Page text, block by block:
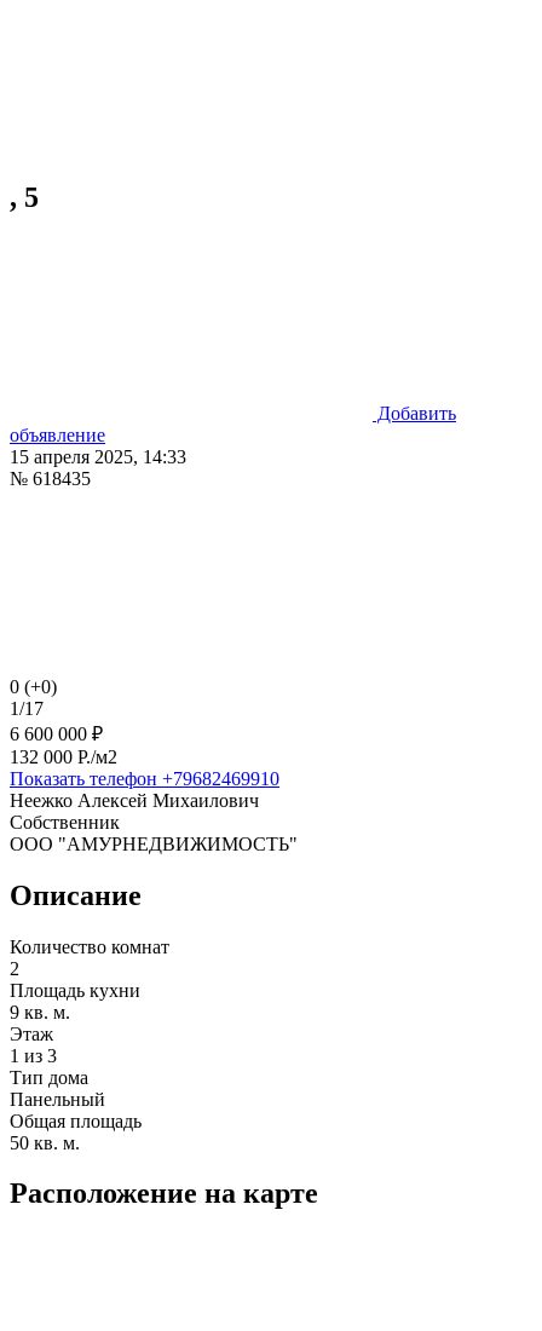
, 5
Добавить
объявление
15 апреля 2025, 14:33
№ 618435
0 (+0)
1/17
6 600 000 ₽
132 000 P./м2
Показать телефон +79682469910
Неежко Алексей Михаилович
Собственник
ООО "АМУРНЕДВИЖИМОСТЬ"
Описание
Количество комнат
2
Площадь кухни
9 кв. м.
Этаж
1 из 3
Тип дома
Панельный
Общая площадь
50 кв. м.
Расположение на карте